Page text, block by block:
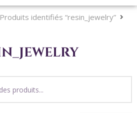
Produits identifiés “resin_jewelry”